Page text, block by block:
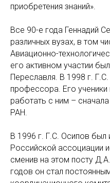
приобретения знаний».
Все 90-е года Геннадий
различных вузах, в том
Авиационно-
его активном участии
Переславля. В 1998 г.
профессора. Его
работать с ним –
РАН.
В 1996 г. Г.С. Осипов был
Российской ассоциации
сменив на этом посту
годов он стал